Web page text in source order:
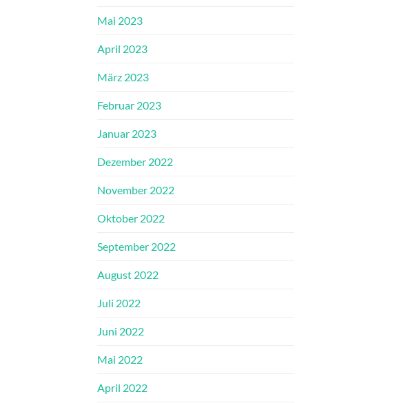
Mai 2023
April 2023
März 2023
Februar 2023
Januar 2023
Dezember 2022
November 2022
Oktober 2022
September 2022
August 2022
Juli 2022
Juni 2022
Mai 2022
April 2022